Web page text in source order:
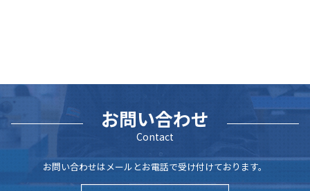
お問い合わせ
Contact
お問い合わせはメールとお電話で受け付けております。